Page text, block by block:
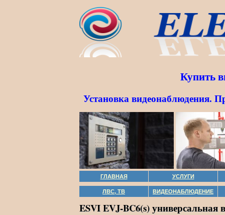
Купить
Установка видеонаблюдения.
ГЛАВНАЯ УСЛУГИ
ЛВС, ТВ ВИДЕОНАБЛЮДЕНИЕ
ESVI EVJ-BC6(s)